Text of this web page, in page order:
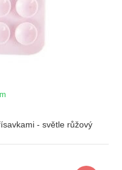
- světle růžový